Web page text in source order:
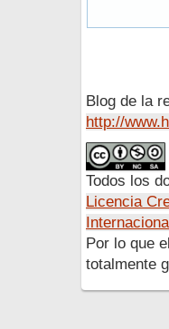
Blog de la
http://
Todos los
Licencia
Por lo que
totalmente